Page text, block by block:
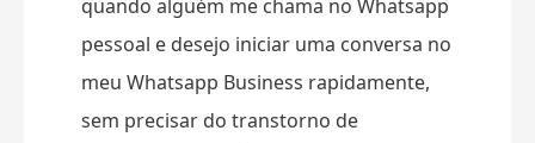
quando alguém me chama no Whatsapp
pessoal e desejo iniciar uma conversa no
meu Whatsapp Business rapidamente,
sem precisar do transtorno de